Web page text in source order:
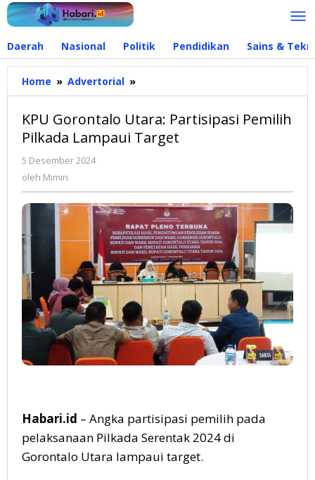
Lewati
ke
Daerah Nasional Politik Pendidikan Sains &
Home » Advertorial »
Gorontalo
Partisipasi
Pemilih
KPU Gorontalo Utara: Partisipasi Pemilih
Pilkada Lampaui Target
5 Desember 2024
oleh Mimin
Habari.id – Angka partisipasi pemilih pada
pelaksanaan Pilkada Serentak 2024 di
Gorontalo Utara lampaui target.